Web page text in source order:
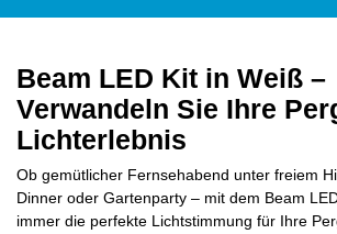
Beam LED Kit in Weiß –
Verwandeln Sie Ihre
Lichterlebnis
Ob gemütlicher Fernsehabend unter freiem
Dinner oder Gartenparty – mit dem Beam
immer die perfekte Lichtstimmung für Ihre